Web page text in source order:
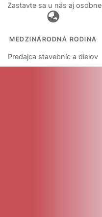
Zastavte sa u nás aj osobne
MEDZINÁRODNÁ RODINA
Predajca stavebníc a dielov